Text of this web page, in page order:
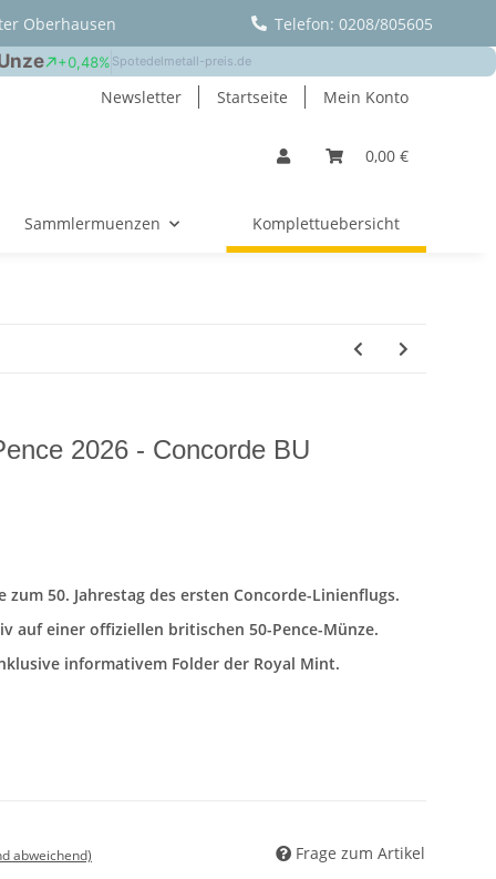
Oberhausen Telefon: 0208/805605
Newsletter Startseite Mein Konto
0,00 €
Sammlermuenzen Komplettuebersicht
2026 - Concorde BU
zum 50. Jahrestag des ersten Concorde-Linienflugs.
auf einer offiziellen britischen 50-Pence-Münze.
informativem Folder der Royal Mint.
abweichend) Frage zum Artikel